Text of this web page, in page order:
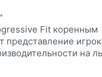
Fit коренным
представление
на